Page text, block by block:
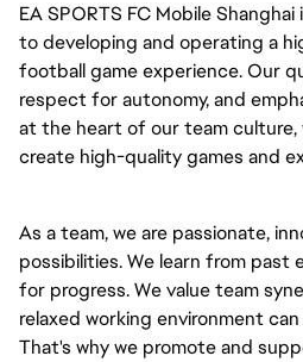
EA SPORTS FC Mobile
to developing and operating a
football game experience. Our
respect for autonomy, and
at the heart of our team culture,
create high-quality games and
As a team, we are passionate,
possibilities. We learn from past
for progress. We value team
relaxed working environment
That's why we promote and